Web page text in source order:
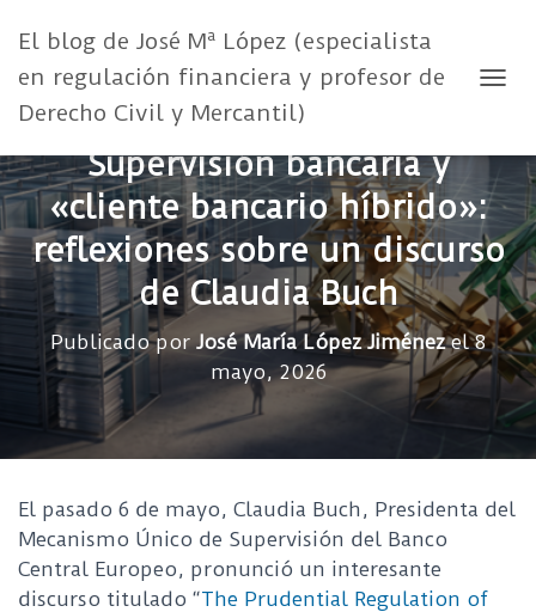
El blog de José Mª López (especialista
en regulación financiera y profesor de
Derecho Civil y Mercantil)
Supervisión bancaria y
«cliente bancario híbrido»:
reflexiones sobre un discurso
de Claudia Buch
Publicado porJosé María López Jiménezel8
mayo, 2026
El pasado 6 de mayo, Claudia Buch, Presidenta del
Mecanismo Único de Supervisión del Banco
Central Europeo, pronunció un interesante
discurso titulado “The Prudential Regulation of